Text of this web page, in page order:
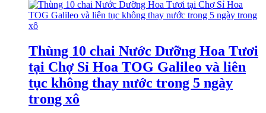
Thùng 10 chai Nước Dưỡng Hoa Tươi
tại Chợ Sỉ Hoa TOG Galileo và liên
tục không thay nước trong 5 ngày
trong xô